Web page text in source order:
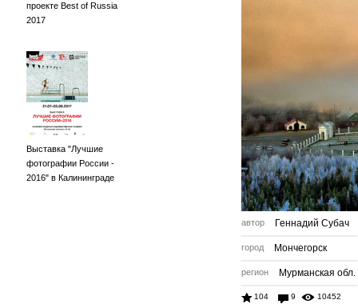
проекте Best of Russia
2017
Выставка "Лучшие
фотографии России -
2016" в Калининграде
автор Геннадий Субач
город Мончегорск
регион Мурманская обл.
104 9 10452